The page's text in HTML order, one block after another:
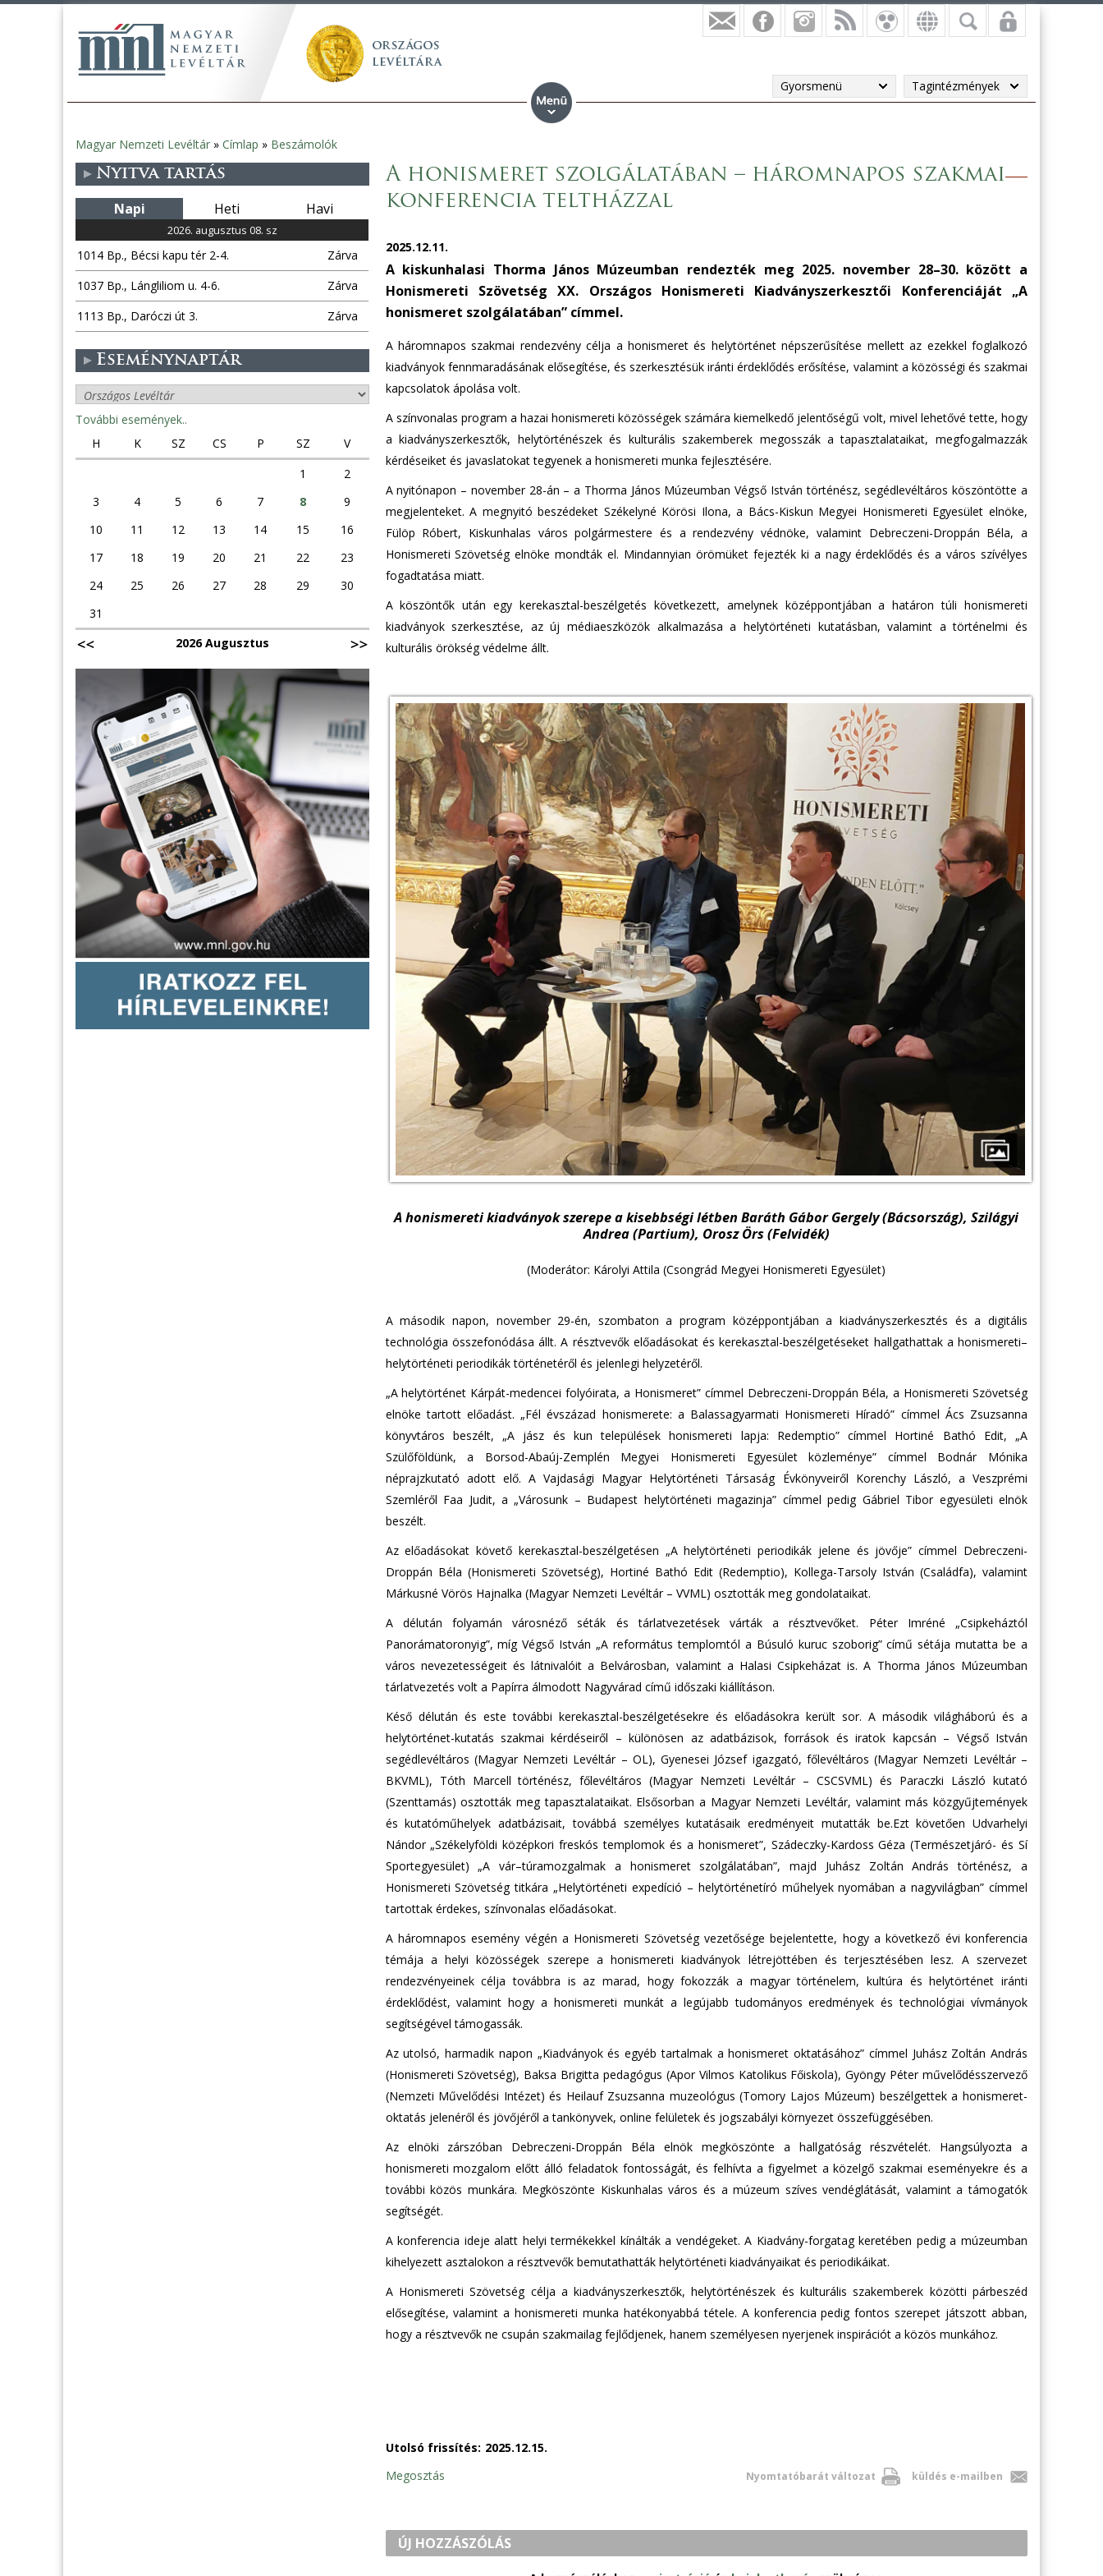
Gyorsmenü Tagintézmények
Jelenlegi
hely
Magyar Nemzeti Levéltár » Címlap » Beszámolók
A honismeret szolgálatában – háromnapos szakmai
konferencia teltházzal
2025.12.11.
A kiskunhalasi Thorma János Múzeumban rendezték meg 2025. november 28–30. között a
Honismereti Szövetség XX. Országos Honismereti Kiadványszerkesztői Konferenciáját „A
honismeret szolgálatában” címmel.
A háromnapos szakmai rendezvény célja a honismeret és helytörténet népszerűsítése mellett az ezekkel foglalkozó
kiadványok fennmaradásának elősegítése, és szerkesztésük iránti érdeklődés erősítése, valamint a közösségi és szakmai
kapcsolatok ápolása volt.
A színvonalas program a hazai honismereti közösségek számára kiemelkedő jelentőségű volt, mivel lehetővé tette, hogy
a kiadványszerkesztők, helytörténészek és kulturális szakemberek megosszák a tapasztalataikat, megfogalmazzák
kérdéseiket és javaslatokat tegyenek a honismereti munka fejlesztésére.
A nyitónapon – november 28-án – a Thorma János Múzeumban Végső István történész, segédlevéltáros köszöntötte a
megjelenteket. A megnyitó beszédeket Székelyné Körösi Ilona, a Bács-Kiskun Megyei Honismereti Egyesület elnöke,
Fülöp Róbert, Kiskunhalas város polgármestere és a rendezvény védnöke, valamint Debreczeni-Droppán Béla, a
Honismereti Szövetség elnöke mondták el. Mindannyian örömüket fejezték ki a nagy érdeklődés és a város szívélyes
fogadtatása miatt.
A köszöntők után egy kerekasztal-beszélgetés következett, amelynek középpontjában a határon túli honismereti
kiadványok szerkesztése, az új médiaeszközök alkalmazása a helytörténeti kutatásban, valamint a történelmi és
kulturális örökség védelme állt.
A honismereti kiadványok szerepe a kisebbségi létben Baráth Gábor Gergely (Bácsország), Szilágyi
Andrea (Partium), Orosz Örs (Felvidék)
(Moderátor: Károlyi Attila (Csongrád Megyei Honismereti Egyesület)
A második napon, november 29-én, szombaton a program középpontjában a kiadványszerkesztés és a digitális
technológia összefonódása állt. A résztvevők előadásokat és kerekasztal-beszélgetéseket hallgathattak a honismereti–
helytörténeti periodikák történetéről és jelenlegi helyzetéről.
„A helytörténet Kárpát-medencei folyóirata, a Honismeret” címmel Debreczeni-Droppán Béla, a Honismereti Szövetség
elnöke tartott előadást. „Fél évszázad honismerete: a Balassagyarmati Honismereti Híradó” címmel Ács Zsuzsanna
könyvtáros beszélt, „A jász és kun települések honismereti lapja: Redemptio” címmel Hortiné Bathó Edit, „A
Szülőföldünk, a Borsod-Abaúj-Zemplén Megyei Honismereti Egyesület közleménye” címmel Bodnár Mónika
néprajzkutató adott elő. A Vajdasági Magyar Helytörténeti Társaság Évkönyveiről Korenchy László, a Veszprémi
Szemléről Faa Judit, a „Városunk – Budapest helytörténeti magazinja” címmel pedig Gábriel Tibor egyesületi elnök
beszélt.
Az előadásokat követő kerekasztal-beszélgetésen „A helytörténeti periodikák jelene és jövője” címmel Debreczeni-
Droppán Béla (Honismereti Szövetség), Hortiné Bathó Edit (Redemptio), Kollega-Tarsoly István (Családfa), valamint
Márkusné Vörös Hajnalka (Magyar Nemzeti Levéltár – VVML) osztották meg gondolataikat.
A délután folyamán városnéző séták és tárlatvezetések várták a résztvevőket. Péter Imréné „Csipkeháztól
Panorámatoronyig”, míg Végső István „A református templomtól a Búsuló kuruc szoborig” című sétája mutatta be a
város nevezetességeit és látnivalóit a Belvárosban, valamint a Halasi Csipkeházat is. A Thorma János Múzeumban
tárlatvezetés volt a Papírra álmodott Nagyvárad című időszaki kiállításon.
Késő délután és este további kerekasztal-beszélgetésekre és előadásokra került sor. A második világháború és a
helytörténet-kutatás szakmai kérdéseiről – különösen az adatbázisok, források és iratok kapcsán – Végső István
segédlevéltáros (Magyar Nemzeti Levéltár – OL), Gyenesei József igazgató, főlevéltáros (Magyar Nemzeti Levéltár –
BKVML), Tóth Marcell történész, főlevéltáros (Magyar Nemzeti Levéltár – CSCSVML) és Paraczki László kutató
(Szenttamás) osztották meg tapasztalataikat. Elsősorban a Magyar Nemzeti Levéltár, valamint más közgyűjtemények
és kutatóműhelyek adatbázisait, továbbá személyes kutatásaik eredményeit mutatták be.Ezt követően Udvarhelyi
Nándor „Székelyföldi középkori freskós templomok és a honismeret”, Szádeczky-Kardoss Géza (Természetjáró- és Sí
Sportegyesület) „A vár–túramozgalmak a honismeret szolgálatában”, majd Juhász Zoltán András történész, a
Honismereti Szövetség titkára „Helytörténeti expedíció – helytörténetíró műhelyek nyomában a nagyvilágban” címmel
tartottak érdekes, színvonalas előadásokat.
A háromnapos esemény végén a Honismereti Szövetség vezetősége bejelentette, hogy a következő évi konferencia
témája a helyi közösségek szerepe a honismereti kiadványok létrejöttében és terjesztésében lesz. A szervezet
rendezvényeinek célja továbbra is az marad, hogy fokozzák a magyar történelem, kultúra és helytörténet iránti
érdeklődést, valamint hogy a honismereti munkát a legújabb tudományos eredmények és technológiai vívmányok
segítségével támogassák.
Az utolsó, harmadik napon „Kiadványok és egyéb tartalmak a honismeret oktatásához” címmel Juhász Zoltán András
(Honismereti Szövetség), Baksa Brigitta pedagógus (Apor Vilmos Katolikus Főiskola), Gyöngy Péter művelődésszervező
(Nemzeti Művelődési Intézet) és Heilauf Zsuzsanna muzeológus (Tomory Lajos Múzeum) beszélgettek a honismeret-
oktatás jelenéről és jövőjéről a tankönyvek, online felületek és jogszabályi környezet összefüggésében.
Az elnöki zárszóban Debreczeni-Droppán Béla elnök megköszönte a hallgatóság részvételét. Hangsúlyozta a
honismereti mozgalom előtt álló feladatok fontosságát, és felhívta a figyelmet a közelgő szakmai eseményekre és a
további közös munkára. Megköszönte Kiskunhalas város és a múzeum szíves vendéglátását, valamint a támogatók
segítségét.
A konferencia ideje alatt helyi termékekkel kínálták a vendégeket. A Kiadvány-forgatag keretében pedig a múzeumban
kihelyezett asztalokon a résztvevők bemutathatták helytörténeti kiadványaikat és periodikáikat.
A Honismereti Szövetség célja a kiadványszerkesztők, helytörténészek és kulturális szakemberek közötti párbeszéd
elősegítése, valamint a honismereti munka hatékonyabbá tétele. A konferencia pedig fontos szerepet játszott abban,
hogy a résztvevők ne csupán szakmailag fejlődjenek, hanem személyesen nyerjenek inspirációt a közös munkához.
Utolsó frissítés: 2025.12.15.
Nyomtatóbarát változat küldés e-mailben
Megosztás
ÚJ HOZZÁSZÓLÁS
Nyitva tartás
Napi Heti Havi
2026. augusztus 08. sz
1014 Bp., Bécsi kapu tér 2-4.
Zárva
1037 Bp., Lángliliom u. 4-6.
Zárva
1113 Bp., Daróczi út 3.
Zárva
Eseménynaptár
További események..
H
K SZ CS P SZ
V
1
2
3
4 5 6 7 8
9
10
11 12 13 14 15
16
17
18 19 20 21 22
23
24
25 26 27 28 29
30
31
2026 Augusztus